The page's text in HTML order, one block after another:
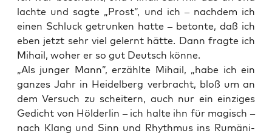
lach­te und sag­te „Prost”, und ich – nach­dem ich
einen Schluck getrun­ken hat­te – beton­te, daß ich
eben jetzt sehr viel gelernt hät­te. Dann frag­te ich
Mihail, woher er so gut Deutsch könne.
„Als jun­ger Mann”, erzähl­te Mihail, „habe ich ein
gan­zes Jahr in Hei­del­berg ver­bracht, bloß um an
dem Ver­such zu schei­tern, auch nur ein ein­zi­ges
Gedicht von Höl­der­lin – ich hal­te ihn für magisch –
nach Klang und Sinn und Rhyth­mus ins Rumä­ni­